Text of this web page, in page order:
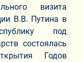
визита
В.В. Путина в
под
состоялась
Годов